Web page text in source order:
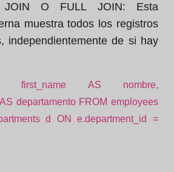
JOIN O FULL JOIN: Esta
muestra todos los registros
independientemente de si hay
first_name AS nombre,
departamento FROM employees
d ON e.department_id =